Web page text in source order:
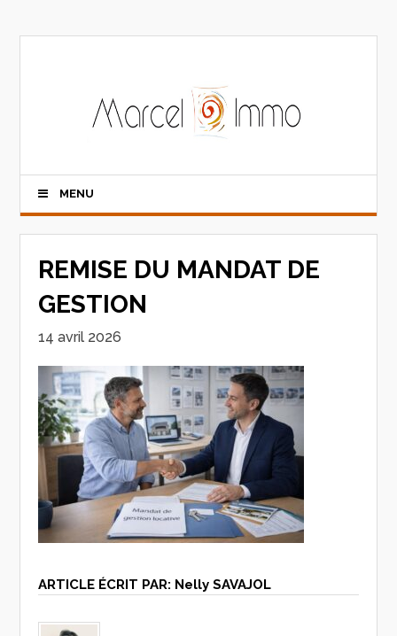
MENU
REMISE DU MANDAT DE
GESTION
14 avril 2026
ARTICLE ÉCRIT PAR: Nelly SAVAJOL